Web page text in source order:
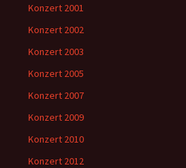
Konzert 2001
Konzert 2002
Konzert 2003
Konzert 2005
Konzert 2007
Konzert 2009
Konzert 2010
Konzert 2012